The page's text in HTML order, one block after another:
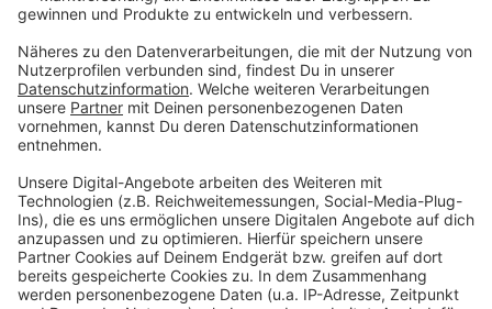
Zeit später im Krankenhaus.
Eine Frau, die in dem Auto saß, blieb unverletzt. Eine
Kugel hatte die Heckscheibe des Wagens
durchschlagen.
Eine Mordkommission ermittelt in dem Fall.
Anzeige